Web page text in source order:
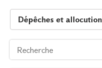
Dépêches et